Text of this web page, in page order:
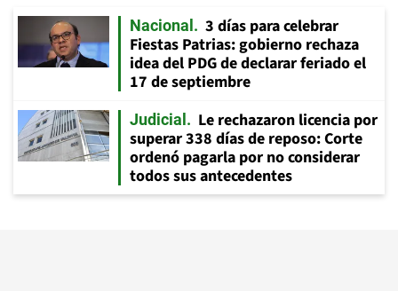
Nacional
3 días para celebrar
Fiestas Patrias: gobierno rechaza
idea del PDG de declarar feriado el
17 de septiembre
Judicial
Le rechazaron licencia por
superar 338 días de reposo: Corte
ordenó pagarla por no considerar
todos sus antecedentes